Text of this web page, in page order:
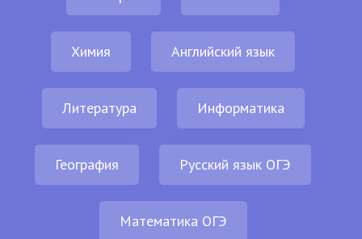
Химия Английский язык
Литература Информатика
География Русский язык ОГЭ
Математика ОГЭ